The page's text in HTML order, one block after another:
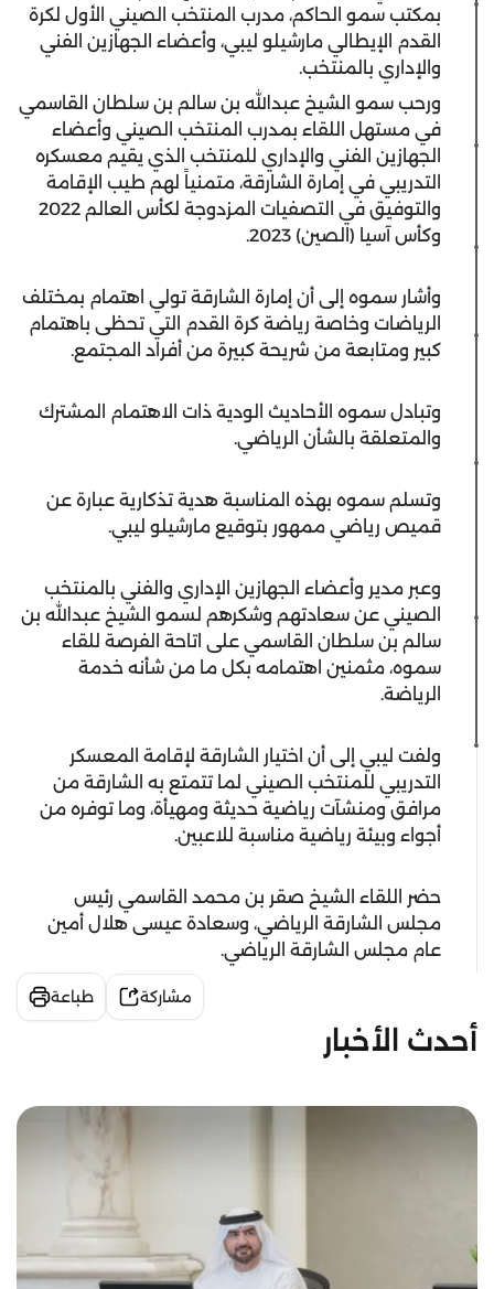
بمكتب سمو الحاكم، مدرب المنتخب الصيني الأول لكرة
القدم الإيطالي مارشيلو ليبي، وأعضاء الجهازين الفني
والإداري بالمنتخب.
ورحب سمو الشيخ عبدالله بن سالم بن سلطان القاسمي
في مستهل اللقاء بمدرب المنتخب الصيني وأعضاء
الجهازين الفني والإداري للمنتخب الذي يقيم معسكره
التدريبي في إمارة الشارقة، متمنياً لهم طيب الإقامة
والتوفيق في التصفيات المزدوجة لكأس العالم 2022
وكأس آسيا (الصين) 2023.
وأشار سموه إلى أن إمارة الشارقة تولي اهتمام بمختلف
الرياضات وخاصة رياضة كرة القدم التي تحظى باهتمام
كبير ومتابعة من شريحة كبيرة من أفراد المجتمع.
وتبادل سموه الأحاديث الودية ذات الاهتمام المشترك
والمتعلقة بالشأن الرياضي.
وتسلم سموه بهذه المناسبة هدية تذكارية عبارة عن
قميص رياضي ممهور بتوقيع مارشيلو ليبي.
وعبر مدير وأعضاء الجهازين الإداري والفني بالمنتخب
الصيني عن سعادتهم وشكرهم لسمو الشيخ عبدالله بن
سالم بن سلطان القاسمي على اتاحة الفرصة للقاء
سموه، مثمنين اهتمامه بكل ما من شأنه خدمة
الرياضة.
ولفت ليبي إلى أن اختيار الشارقة لإقامة المعسكر
التدريبي للمنتخب الصيني لما تتمتع به الشارقة من
مرافق ومنشآت رياضية حديثة ومهيأة، وما توفره من
أجواء وبيئة رياضية مناسبة للاعبين.
حضر اللقاء الشيخ صقر بن محمد القاسمي رئيس
مجلس الشارقة الرياضي، وسعادة عيسى هلال أمين
عام مجلس الشارقة الرياضي.
مشاركة طباعة
أحدث الأخبار